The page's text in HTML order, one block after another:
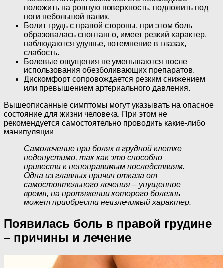
положить на ровную поверхность, подложить под
ноги небольшой валик.
Болит грудь с правой стороны, при этом боль
образовалась спонтанно, имеет резкий характер,
наблюдаются удушье, потемнение в глазах,
слабость.
Болевые ощущения не уменьшаются после
использования обезболивающих препаратов.
Дискомфорт сопровождается резким снижением
или превышением артериального давления.
Вышеописанные симптомы могут указывать на опасное
состояние для жизни человека. При этом не
рекомендуется самостоятельно проводить какие-либо
манипуляции.
Самолечение при болях в грудной клетке
недопустимо, так как это способно
привести к непоправимым последствиям.
Одна из главных причин отказа от
самостоятельного лечения – упущенное
время, на протяжении которого болезнь
может приобрести неизлечимый характер.
Появилась боль в правой грудине
– причины и лечение